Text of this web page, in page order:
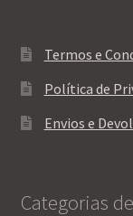
Termos e
Política de
Envios e
Categorias